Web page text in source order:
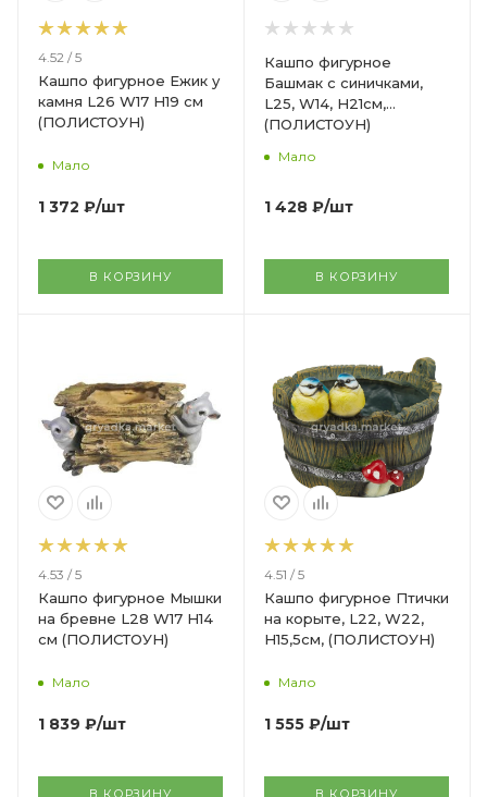
4.52 / 5
Кашпо фигурное Ежик у
камня L26 W17 H19 см
(ПОЛИСТОУН)
Мало
1 372 ₽/шт
В КОРЗИНУ
Кашпо фигурное
Башмак с синичками,
L25, W14, H21см,
(ПОЛИСТОУН)
Мало
1 428 ₽/шт
В КОРЗИНУ
4.53 / 5
Кашпо фигурное Мышки
на бревне L28 W17 H14
см (ПОЛИСТОУН)
Мало
1 839 ₽/шт
4.51 / 5
Кашпо фигурное Птички
на корыте, L22, W22,
H15,5см, (ПОЛИСТОУН)
Мало
1 555 ₽/шт